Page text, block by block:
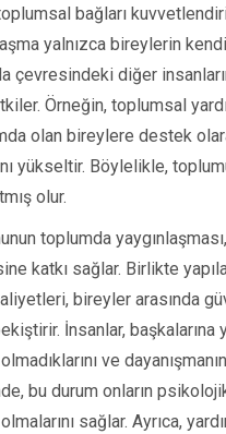
bağları
yalnızca bireylerin kendi
çevresindeki diğer
Örneğin, toplumsal
olan bireylere destek
yükseltir. Böylelikle,
olur.
toplumda
katkı sağlar. Birlikte
bireyler arasında
İnsanlar, başkalarına
ve
bu durum onların
sağlar. Ayrıca,